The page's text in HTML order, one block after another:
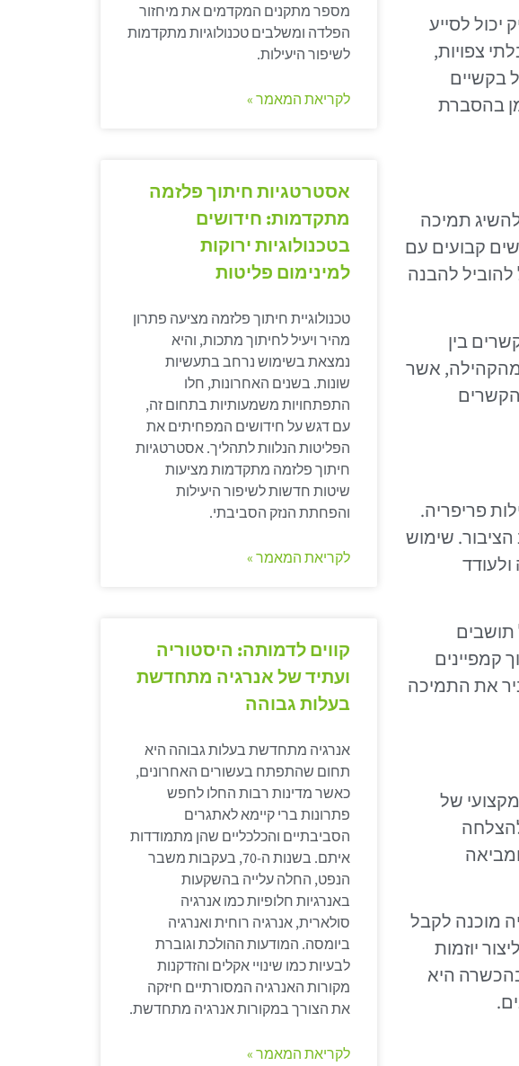
לסייע
צפויות,
בקשיים
בהסברת
תמיכה
קבועים עם
להבנה
בין
מהקהילה, אשר
הקשרים
פריפריה.
שימוש
תושבים
קמפיינים
את התמיכה
של
מוכנה לקבל
יוזמות
היא
מספר מתקנים המקדמים את מיחזור
הפלדה ומשלבים טכנולוגיות מתקדמות
לשיפור היעילות.
לקריאת המאמר »
אסטרטגיות חיתוך פלזמה
מתקדמות: חידושים
בטכנולוגיות ירוקות
למינימום פליטות
טכנולוגיית חיתוך פלזמה מציעה פתרון
מהיר ויעיל לחיתוך מתכות, והיא
נמצאת בשימוש נרחב בתעשיות
שונות. בשנים האחרונות, חלו
התפתחויות משמעותיות בתחום זה,
עם דגש על חידושים המפחיתים את
הפליטות הנלוות לתהליך. אסטרטגיות
חיתוך פלזמה מתקדמות מציעות
שיטות חדשות לשיפור היעילות
והפחתת הנזק הסביבתי.
לקריאת המאמר »
קווים לדמותה: היסטוריה
ועתיד של אנרגיה מתחדשת
בעלות גבוהה
אנרגיה מתחדשת בעלות גבוהה היא
תחום שהתפתח בעשורים האחרונים,
כאשר מדינות רבות החלו לחפש
פתרונות ברי קיימא לאתגרים
הסביבתיים והכלכליים שהן מתמודדות
איתם. בשנות ה-70, בעקבות משבר
הנפט, החלה עלייה בהשקעות
באנרגיות חלופיות כמו אנרגיה
סולארית, אנרגיה רוחית ואנרגיה
ביומסה. המודעות ההולכת וגוברת
לבעיות כמו שינויי אקלים והזדקנות
מקורות האנרגיה המסורתיים חיזקה
את הצורך במקורות אנרגיה מתחדשת.
לקריאת המאמר »